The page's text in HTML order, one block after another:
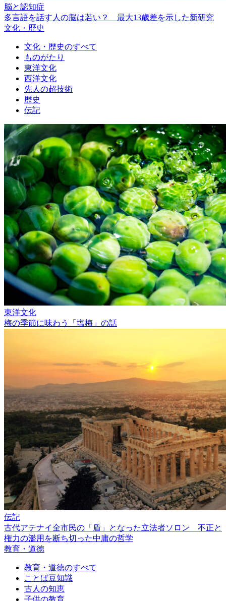
脳と認知症
多言語を話す人の脳は若い？ 最大13歳差を示した新研究
文化・歴史
文化・歴史のすべて
ものがたり
東洋文化
西洋文化
先人の超技術
歴史
伝記
東洋文化
梅の季節に味わう「塩梅」の話
伝記
古代アテナイ全市民の「盾」となった立法者ソロン 不正と
権力の濫用を断ち切った中庸の哲学
教育・道徳
教育・道徳のすべて
ことば豆知識
古人の知恵
子供の教育